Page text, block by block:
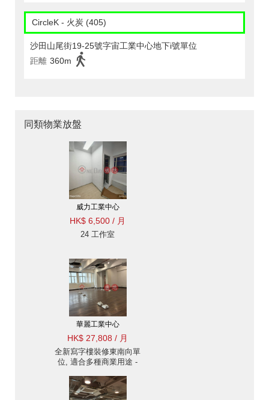
CircleK - 火炭 (405)
沙田山尾街19-25號字宙工業中心地下i號單位
距離 360m
同類物業放盤
威力工業中心
HK$ 6,500 / 月
24 工作室
華麗工業中心
HK$ 27,808 / 月
全新寫字樓裝修東南向單
位, 適合多種商業用途 -